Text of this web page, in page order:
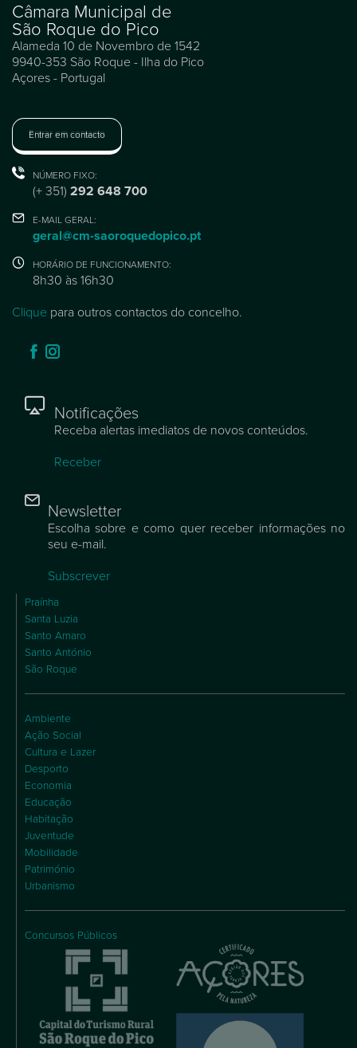
Câmara Municipal de
São Roque do Pico
Alameda 10 de Novembro de 1542
9940-353 São Roque - Ilha do Pico
Açores - Portugal
Entrar em contacto
NÚMERO FIXO:
(+ 351) 292 648 700
E-MAIL GERAL:
geral@cm-saoroquedopico.pt
HORÁRIO DE FUNCIONAMENTO:
8h30 às 16h30
Clique para outros contactos do concelho.
Notificações
Receba alertas imediatos de novos conteúdos.
Receber
Newsletter
Escolha sobre e como quer receber informações no
seu e-mail.
Subscrever
Praínha
Santa Luzia
Santo Amaro
Santo António
São Roque
Ambiente
Ação Social
Cultura e Lazer
Desporto
Economia
Educação
Habitação
Juventude
Mobilidade
Património
Urbanismo
Concursos Públicos